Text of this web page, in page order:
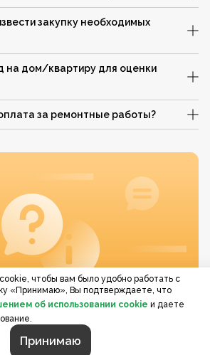
закупку необходимых
на дом/квартиру для оценки
за ремонтные работы?
чтобы вам было удобно работать с
«Принимаю», Вы подтверждаете, что
об использовании cookie и даете
Принимаю